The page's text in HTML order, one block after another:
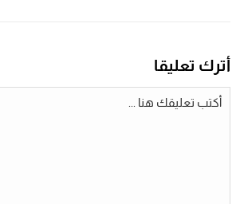
أترك تعليقا